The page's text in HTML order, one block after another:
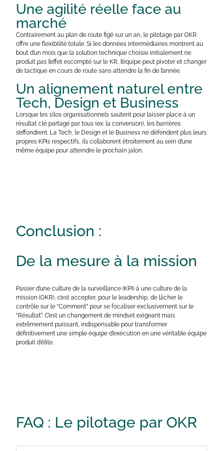
Une agilité réelle face au
marché
Contrairement au plan de route figé sur un an, le pilotage par OKR
offre une flexibilité totale. Si les données intermédiaires montrent au
bout d’un mois que la solution technique choisie initialement ne
produit pas l’effet escompté sur le KR, l’équipe peut pivoter et changer
de tactique en cours de route sans attendre la fin de l’année.
Un alignement naturel entre
Tech, Design et Business
Lorsque les silos organisationnels sautent pour laisser place à un
résultat clé partagé par tous (ex: la conversion), les barrières
s’effondrent. La Tech, le Design et le Business ne défendent plus leurs
propres KPIs respectifs, ils collaborent étroitement au sein d’une
même équipe pour atteindre le prochain jalon.
Conclusion :
De la mesure à la mission
Passer d’une culture de la surveillance (KPI) à une culture de la
mission (OKR), c’est accepter, pour le leadership, de lâcher le
contrôle sur le “Comment” pour se focaliser exclusivement sur le
“Résultat”. C’est un changement de mindset exigeant mais
extrêmement puissant, indispensable pour transformer
définitivement une simple équipe d’exécution en une véritable équipe
produit d’élite.
FAQ : Le pilotage par OKR